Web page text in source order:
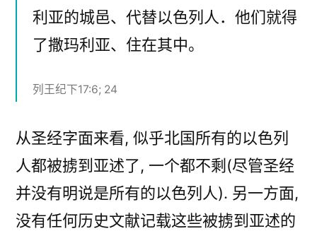
利亚的城邑、代替以色列人．他们就得
了撒玛利亚、住在其中。
列王纪下17:6; 24
从圣经字面来看, 似乎北国所有的以色列
人都被掳到亚述了, 一个都不剩(尽管圣经
并没有明说是所有的以色列人). 另一方面,
没有任何历史文献记载这些被掳到亚述的